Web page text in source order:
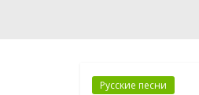
Русские песни